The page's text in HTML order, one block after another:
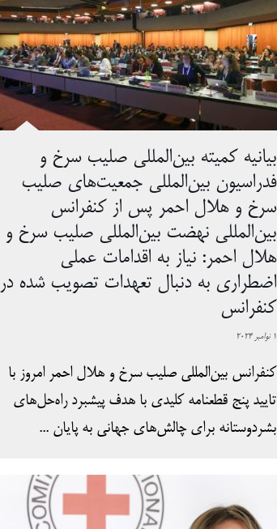
بیانیه کمیته بین‌المللی صلیب سرخ و
فدراسیون بین‌المللی جمعیت‌های صلیب
سرخ و هلال احمر پس از کنفرانس
بین‌المللی نهضت بین‌المللی صلیب سرخ و
هلال احمر: نیاز به اقدامات عملی
اضطراری به دنبال تعهدات تصویب شده در
کنفرانس
1 نوامبر 2024
کنفرانس بین‌المللی صلیب سرخ و هلال احمر امروز با
تایید پنج قطعنامه کلیدی با هدف پیشبرد راه‌حل‌های
بشردوستانه برای چالش‌های جهانی به پایان ...